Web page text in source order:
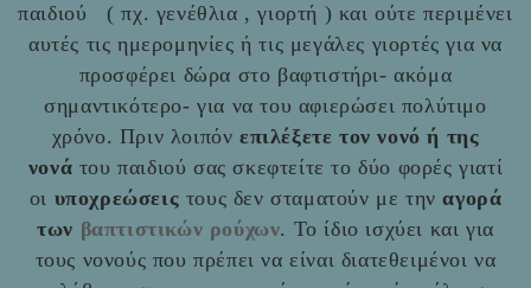
παιδιού ( πχ. γενέθλια , γιορτή ) και ούτε περιμένει
αυτές τις ημερομηνίες ή τις μεγάλες γιορτές για να
προσφέρει δώρα στο βαφτιστήρι- ακόμα
σημαντικότερο- για να του αφιερώσει πολύτιμο
χρόνο. Πριν λοιπόν επιλέξετε τον νονό ή της
νονά του παιδιού σας σκεφτείτε το δύο φορές γιατί
οι υποχρεώσεις τους δεν σταματούν με τηναγορά
των βαπτιστικών ρούχων. Το ίδιο ισχύει και για
τους νονούς που πρέπει να είναι διατεθειμένοι να